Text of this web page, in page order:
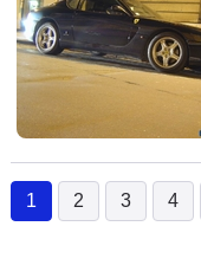
1
(current)
2 3 4